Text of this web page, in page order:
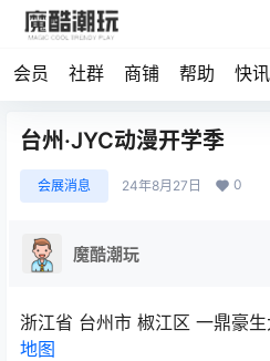
会员 社群 商铺 帮助 快讯
台州·JYC动漫开学季
会展消息 24年8月27日 0
魔酷潮玩
浙江省 台州市 椒江区 一鼎豪
地图